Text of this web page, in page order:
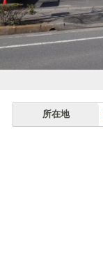
所在地